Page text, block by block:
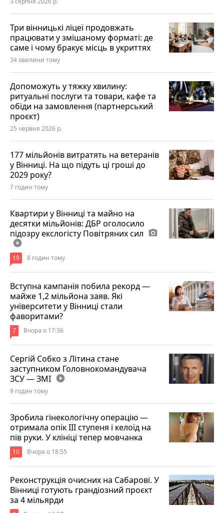
Три вінницькі ліцеї продовжать
працювати у змішаному форматі: де
саме і чому бракує місць в укриттях
34 хвилини тому
Допоможуть у тяжку хвилину:
ритуальні послуги та товари, кафе та
обіди на замовлення (партнерський
проєкт)
25 червня 2026 р.
177 мільйонів витратять на ветеранів
у Вінниці. На що підуть ці гроші до
2029 року?
7 годин тому
Квартири у Вінниці та майно на
десятки мільйонів: ДБР оголосило
підозру екслогісту Повітряних сил photo_camera
play_circle_filled
19 8 годин тому
Вступна кампанія побила рекорд —
майже 1,2 мільйона заяв. Які
університети у Вінниці стали
фаворитами?
7 Вчора о 17:36
Сергій Собко з Літина стане
заступником Головнокомандувача
ЗСУ — ЗМІ play_circle_filled
9 годин тому
Зробила гінекологічну операцію —
отримала опік ІІІ ступеня і келоїд на
пів руки. У клініці тепер мовчанка
10 Вчора о 18:55
Реконструкція очисних на Сабарові. У
Вінниці готують грандіозний проєкт
за 4 мільярди